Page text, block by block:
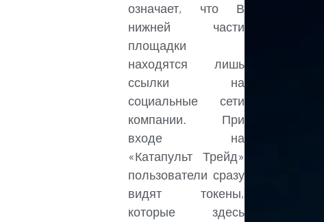
означает, что В
нижней части
площадки
находятся лишь
ссылки на
социальные сети
компании. При
входе на
«Катапульт Трейд»
пользователи сразу
видят токены,
которые здесь